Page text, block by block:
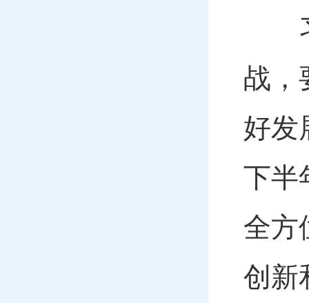
习
战，
好发
下半
全方
创新